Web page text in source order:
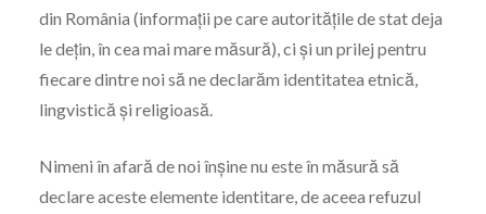
din România (informații pe care autoritățile de stat deja
le dețin, în cea mai mare măsură), ci și un prilej pentru
fiecare dintre noi să ne declarăm identitatea etnică,
lingvistică și religioasă.
Nimeni în afară de noi înșine nu este în măsură să
declare aceste elemente identitare, de aceea refuzul